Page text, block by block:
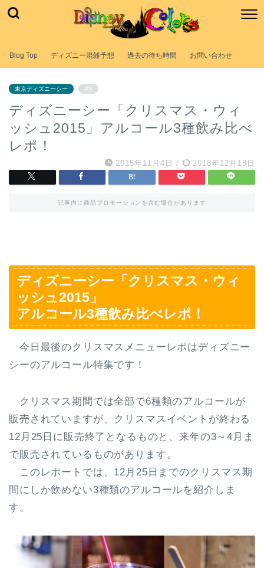
Blog Top ディズニー混雑予想 過去の待ち時間 お問い合わせ
東京ディズニーシー PR
ディズニーシー「クリスマス・ウィ
ッシュ2015」アルコール3種飲み比べ
レポ！
2015年11月4日 / 2018年12月18日
記事内に商品プロモーションを含む場合があります
ディズニーシー「クリスマス・ウィ
ッシュ2015」
アルコール3種飲み比べレポ！
今日最後のクリスマスメニューレポはディズニー
シーのアルコール特集です！
クリスマス期間では全部で6種類のアルコールが
販売されていますが、クリスマスイベントが終わる
12月25日に販売終了となるものと、来年の3～4月ま
で販売されているものがあります。
このレポートでは、12月25日までのクリスマス期
間にしか飲めない3種類のアルコールを紹介しま
す。